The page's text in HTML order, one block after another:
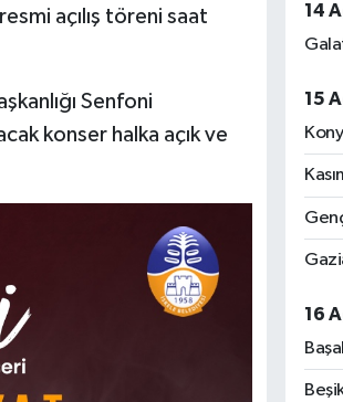
açılış töreni saat
Senfoni
konser halka açık ve
14
15
16